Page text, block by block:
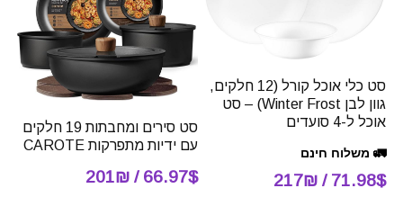
סט כלי אוכל קורל (12 חלקים,
גוון לבן Winter Frost) – סט
אוכל ל-4 סועדים
🚛 משלוח חינם
71.98$ / 217₪
סט סירים ומחבתות 19 חלקים
עם ידיות מתפרקות CAROTE
66.97$ / 201₪